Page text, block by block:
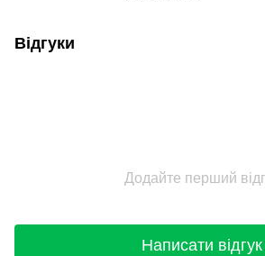
Відгуки
Додайте перший
Написати відгук